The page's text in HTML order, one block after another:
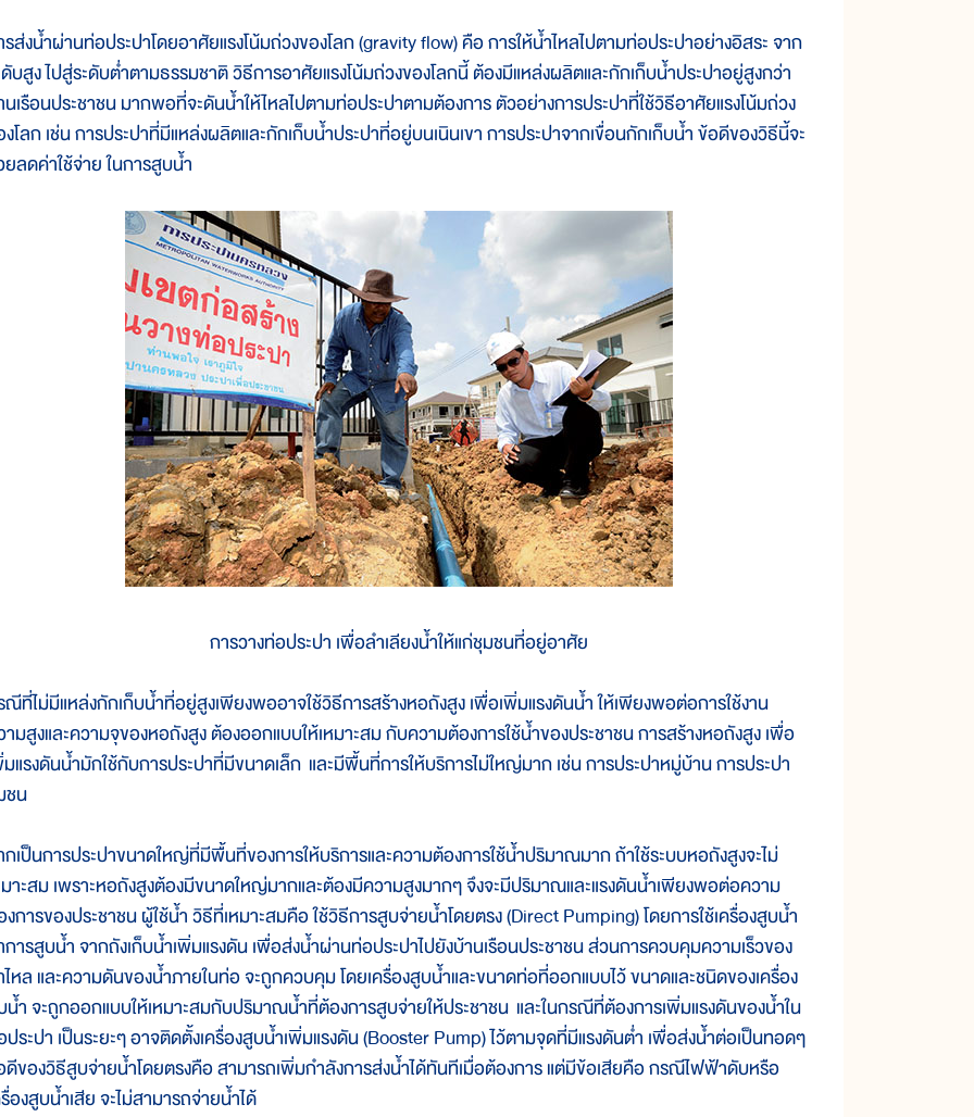
ส่งน้ำผ่านท่อประปาโดยอาศัยแรงโน้มถ่วงของโลก (gravity flow) คือ การให้น้ำไหลไปตามท่อประปาอย่างอิสระ จาก
บสูง ไปสู่ระดับต่ำตามธรรมชาติ วิธีการอาศัยแรงโน้มถ่วงของโลกนี้ ต้องมีแหล่งผลิตและกักเก็บน้ำประปาอยู่สูงกว่า
เรือนประชาชน มากพอที่จะดันนํ้าให้ไหลไปตามท่อประปาตามต้องการ ตัวอย่างการประปาที่ใช้วิธีอาศัยแรงโน้มถ่วง
โลก เช่น การประปาที่มีแหล่งผลิตและกักเก็บน้ำประปาที่อยู่บนเนินเขา การประปาจากเขื่อนกักเก็บน้ำ ข้อดีของวิธีนี้จะ
ลดค่าใช้จ่าย ในการสูบน้ำ
การวางท่อประปา เพื่อลำเลียงน้ำให้แก่ชุมชนที่อยู่อาศัย
ที่ไม่มีแหล่งกักเก็บน้ำที่อยู่สูงเพียงพออาจใช้วิธีการสร้างหอถังสูง เพื่อเพิ่มแรงดันน้ำ ให้เพียงพอต่อการใช้งาน
มสูงและความจุของหอถังสูง ต้องออกแบบให้เหมาะสม กับความต้องการใช้น้ำของประชาชน การสร้างหอถังสูง เพื่อ
แรงดันน้ำมักใช้กับการประปาที่มีขนาดเล็ก และมีพื้นที่การให้บริการไม่ใหญ่มาก เช่น การประปาหมู่บ้าน การประปา
ชน
เป็นการประปาขนาดใหญ่ที่มีพื้นที่ของการให้บริการและความต้องการใช้น้ำปริมาณมาก ถ้าใช้ระบบหอถังสูงจะไม่
าะสม เพราะหอถังสูงต้องมีขนาดใหญ่มากและต้องมีความสูงมากๆ จึงจะมีปริมาณและแรงดันน้ำเพียงพอต่อความ
การของประชาชน ผู้ใช้น้ำ วิธีที่เหมาะสมคือ ใช้วิธีการสูบจ่ายน้ำโดยตรง (Direct Pumping) โดยการใช้เครื่องสูบน้ำ
ารสูบน้ำ จากถังเก็บน้ำเพิ่มแรงดัน เพื่อส่งน้ำผ่านท่อประปาไปยังบ้านเรือนประชาชน ส่วนการควบคุมความเร็วของ
หล และความดันของน้ำภายในท่อ จะถูกควบคุม โดยเครื่องสูบน้ำและขนาดท่อที่ออกแบบไว้ ขนาดและชนิดของเครื่อง
ำ จะถูกออกแบบให้เหมาะสมกับปริมาณน้ำที่ต้องการสูบจ่ายให้ประชาชน และในกรณีที่ต้องการเพิ่มแรงดันของน้ำใน
ระปา เป็นระยะๆ อาจติดตั้งเครื่องสูบน้ำเพิ่มแรงดัน (Booster Pump) ไว้ตามจุดที่มีแรงดันต่ำ เพื่อส่งน้ำต่อเป็นทอดๆ
ของวิธีสูบจ่ายน้ำโดยตรงคือ สามารถเพิ่มกำลังการส่งน้ำได้ทันทีเมื่อต้องการ แต่มีข้อเสียคือ กรณีไฟฟ้าดับหรือ
องสูบน้ำเสีย จะไม่สามารถจ่ายน้ำได้